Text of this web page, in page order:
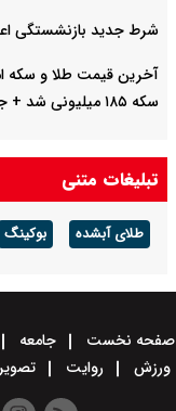
شرط جدید بازنشستگی
سکه ۱۸۵ میلیونی شد + جدول
تبلیغات متنی
طلای آبشده بوکینگ
صفحه نخست جامعه
ورزش
روایت تصویر